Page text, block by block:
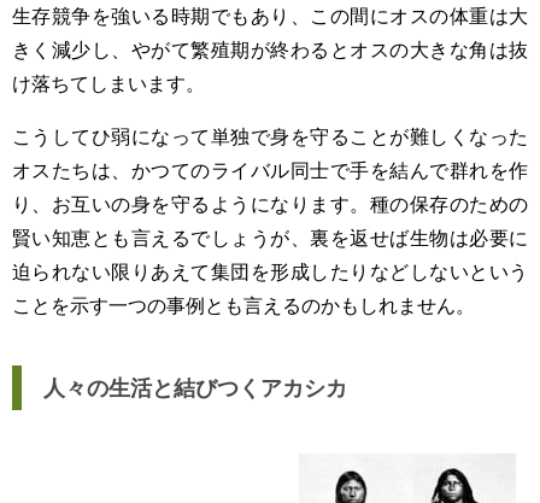
生存競争を強いる時期でもあり、この間にオスの体重は大
きく減少し、やがて繁殖期が終わるとオスの大きな角は抜
け落ちてしまいます。
こうしてひ弱になって単独で身を守ることが難しくなった
オスたちは、かつてのライバル同士で手を結んで群れを作
り、お互いの身を守るようになります。種の保存のための
賢い知恵とも言えるでしょうが、裏を返せば生物は必要に
迫られない限りあえて集団を形成したりなどしないという
ことを示す一つの事例とも言えるのかもしれません。
人々の生活と結びつくアカシカ